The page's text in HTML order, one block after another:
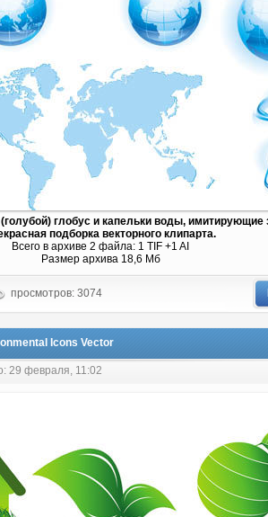
глобус и капельки воды, имитирующие
подборка векторного клипарта.
Всего в архиве 2 файла: 1 TIF +1 AI
Размер архива 18,6 Мб
просмотров: 3074
Icons Vector
29 февраля, 11:02